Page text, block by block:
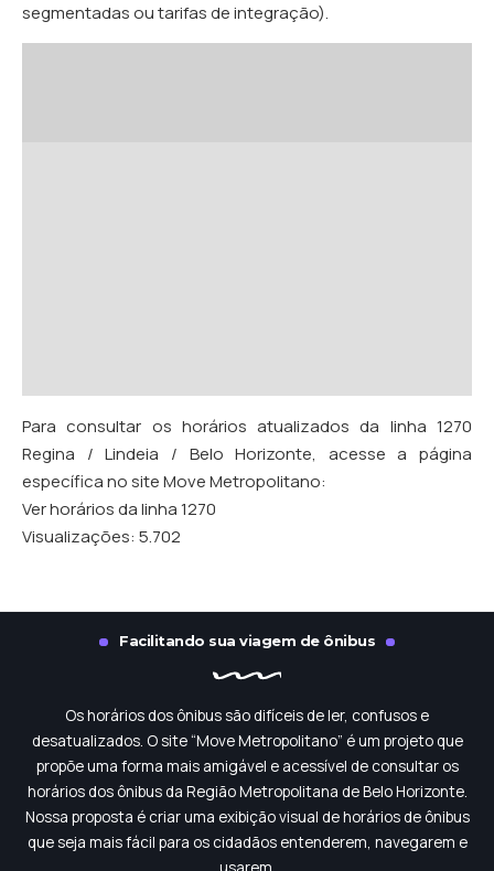
segmentadas ou tarifas de integração).
Para consultar os horários atualizados da linha 1270
Regina / Lindeia / Belo Horizonte, acesse a página
específica no site Move Metropolitano:
Ver horários da linha 1270
Visualizações: 5.702
Facilitando sua viagem de ônibus
Os horários dos ônibus são difíceis de ler, confusos e
desatualizados. O site “Move Metropolitano” é um projeto que
propõe uma forma mais amigável e acessível de consultar os
horários dos ônibus da Região Metropolitana de Belo Horizonte.
Nossa proposta é criar uma exibição visual de horários de ônibus
que seja mais fácil para os cidadãos entenderem, navegarem e